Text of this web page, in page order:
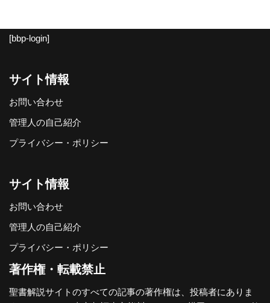
[bbp-login]
サイト情報
お問い合わせ
管理人の自己紹介
プライバシー・ポリシー
サイト情報
お問い合わせ
管理人の自己紹介
プライバシー・ポリシー
著作権・転載禁止
聖書解説サイトのすべての記事の著作権は、投稿者にありま